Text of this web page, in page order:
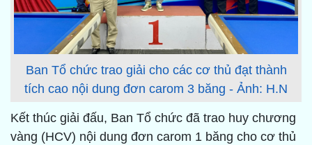
Ban Tổ chức trao giải cho các cơ thủ đạt thành
tích cao nội dung đơn carom 3 băng - Ảnh: H.N
Kết thúc giải đấu, Ban Tổ chức đã trao huy chương
vàng (HCV) nội dung đơn carom 1 băng cho cơ thủ